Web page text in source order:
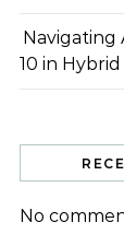
Navigating
10 in
No